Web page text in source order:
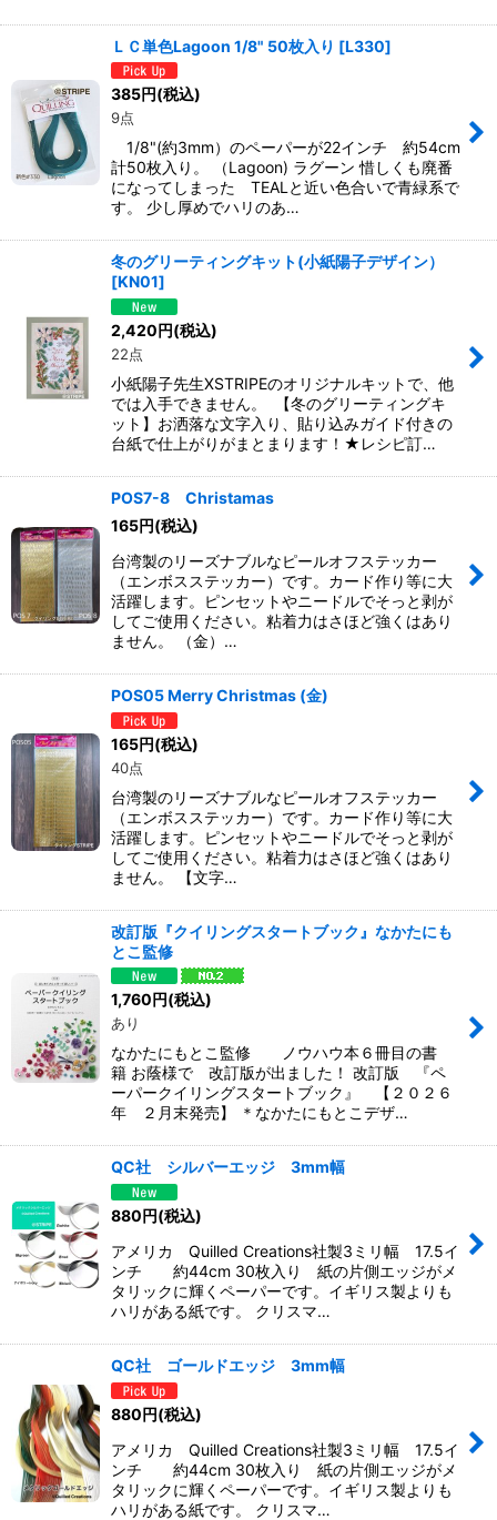
ＬＣ単色Lagoon 1/8" 50枚入り [L330]
385円(税込)
9点
1/8"(約3mm）のペーパーが22インチ 約54cm
計50枚入り。 （Lagoon) ラグーン 惜しくも廃番
になってしまった TEALと近い色合いで青緑系で
す。 少し厚めでハリのあ…
冬のグリーティングキット(小紙陽子デザイン）
[KN01]
2,420円(税込)
22点
小紙陽子先生XSTRIPEのオリジナルキットで、他
では入手できません。 【冬のグリーティングキ
ット】お洒落な文字入り、貼り込みガイド付きの
台紙で仕上がりがまとまります！★レシピ訂…
POS7-8 Christamas
165円(税込)
台湾製のリーズナブルなピールオフステッカー
（エンボスステッカー）です。カード作り等に大
活躍します。ピンセットやニードルでそっと剥が
してご使用ください。粘着力はさほど強くはあり
ません。 （金）…
POS05 Merry Christmas (金)
165円(税込)
40点
台湾製のリーズナブルなピールオフステッカー
（エンボスステッカー）です。カード作り等に大
活躍します。ピンセットやニードルでそっと剥が
してご使用ください。粘着力はさほど強くはあり
ません。 【文字…
改訂版『クイリングスタートブック』なかたにも
とこ監修
1,760円(税込)
あり
なかたにもとこ監修 ノウハウ本６冊目の書
籍 お蔭様で 改訂版が出ました！ 改訂版 『ペ
ーパークイリングスタートブック』 【２０２６
年 ２月末発売】 ＊なかたにもとこデザ…
QC社 シルバーエッジ 3mm幅
880円(税込)
アメリカ Quilled Creations社製3ミリ幅 17.5イ
ンチ 約44cm 30枚入り 紙の片側エッジがメ
タリックに輝くペーパーです。イギリス製よりも
ハリがある紙です。 クリスマ…
QC社 ゴールドエッジ 3mm幅
880円(税込)
アメリカ Quilled Creations社製3ミリ幅 17.5イ
ンチ 約44cm 30枚入り 紙の片側エッジがメ
タリックに輝くペーパーです。イギリス製よりも
ハリがある紙です。 クリスマ…